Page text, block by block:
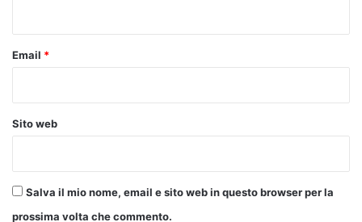
Email *
Sito web
Salva il mio nome, email e sito web in questo browser per la
prossima volta che commento.